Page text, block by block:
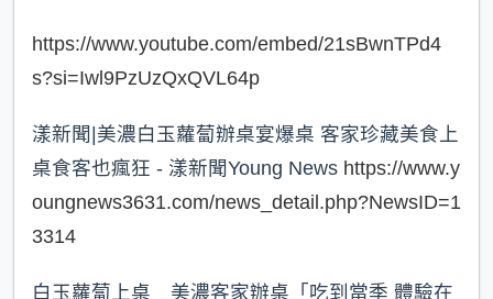
https://www.youtube.com/embed/21sBwnTPd4
s?si=Iwl9PzUzQxQVL64p
漾新聞|美濃白玉蘿蔔辦桌宴爆桌 客家珍藏美食上
桌食客也瘋狂 - 漾新聞Young News https://www.y
oungnews3631.com/news_detail.php?NewsID=1
3314
白玉蘿蔔上桌 美濃客家辦桌「吃到當季 體驗在